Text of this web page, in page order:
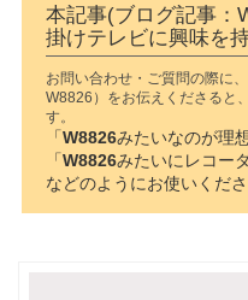
本記事(ブログ記事：
掛けテレビに興味を
お問い合わせ・ご質問の際に
W8826）をお伝えくださると
す。
「W8826みたいなのが理
「W8826みたいにレコー
などのようにお使いくださ